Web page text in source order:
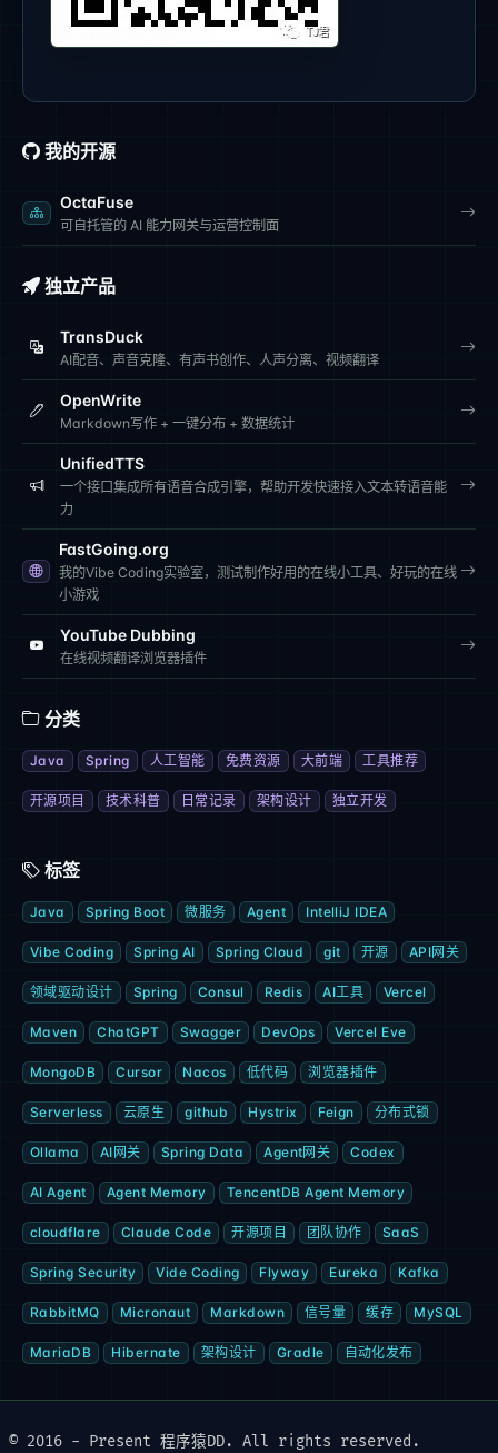
我的开源
OctaFuse
可自托管的 AI 能力网关与运营控制面
独立产品
TransDuck
AI配音、声音克隆、有声书创作、人声分离、视频翻译
OpenWrite
Markdown写作 + 一键分布 + 数据统计
UnifiedTTS
一个接口集成所有语音合成引擎，帮助开发快速接入文本转语音能
力
FastGoing.org
我的Vibe Coding实验室，测试制作好用的在线小工具、好玩的在线
小游戏
YouTube Dubbing
在线视频翻译浏览器插件
分类
Java Spring 人工智能 免费资源 大前端 工具推荐
开源项目 技术科普 日常记录 架构设计 独立开发
标签
Java Spring Boot 微服务 Agent IntelliJ IDEA
Vibe Coding Spring AI Spring Cloud git 开源 API网关
领域驱动设计 Spring Consul Redis AI工具 Vercel
Maven ChatGPT Swagger DevOps Vercel Eve
MongoDB Cursor Nacos 低代码 浏览器插件
Serverless 云原生 github Hystrix Feign 分布式锁
Ollama AI网关 Spring Data Agent网关 Codex
AI Agent Agent Memory TencentDB Agent Memory
cloudflare Claude Code 开源项目 团队协作 SaaS
Spring Security Vide Coding Flyway Eureka Kafka
RabbitMQ Micronaut Markdown 信号量 缓存 MySQL
MariaDB Hibernate 架构设计 Gradle 自动化发布
© 2016 - Present 程序猿DD. All rights reserved.